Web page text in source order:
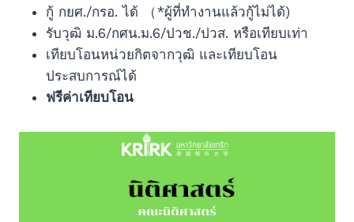
กู้ กยศ./กรอ. ได้ （*ผู้ที่ทำงานแล้วกู้ไม่ได้)
รับวุฒิ ม.6/กศน.ม.6/ปวช./ปวส. หรือเทียบเท่า
เทียบโอนหน่วยกิตจากวุฒิ และเทียบโอน
ประสบการณ์ได้
ฟรีค่าเทียบโอน